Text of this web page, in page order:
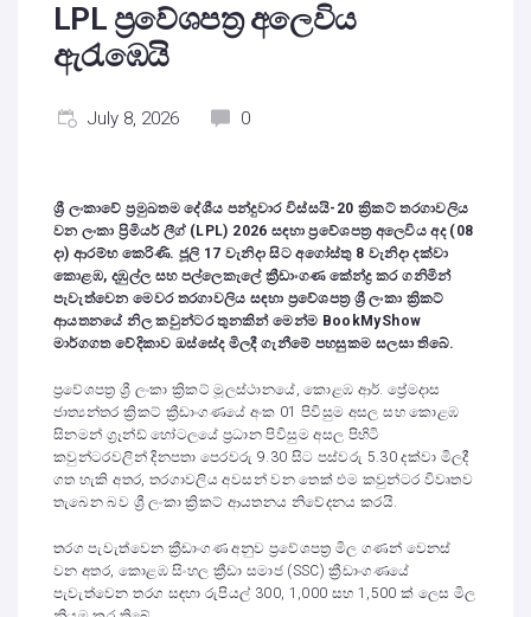
LPL ප්‍රවේශපත්‍ර අලෙවිය
ඇරැඹෙයි
July 8, 2026 0
ශ්‍රී ලංකාවේ ප්‍රමුඛතම දේශීය පන්දුවාර විස්සයි-20 ක්‍රිකට් තරගාවලිය
වන ලංකා ප්‍රිමියර් ලීග් (LPL) 2026 සඳහා ප්‍රවේශපත්‍ර අලෙවිය අද (08
දා) ආරම්භ කෙරිණි. ජූලි 17 වැනිදා සිට අගෝස්තු 8 වැනිදා දක්වා
කොළඹ, දඹුල්ල සහ පල්ලෙකැලේ ක්‍රීඩාංගණ කේන්ද්‍ර කර ගනිමින්
පැවැත්වෙන මෙවර තරගාවලිය සඳහා ප්‍රවේශපත්‍ර ශ්‍රී ලංකා ක්‍රිකට්
ආයතනයේ නිල කවුන්ටර තුනකින් මෙන්ම BookMyShow
මාර්ගගත වේදිකාව ඔස්සේද මිලදී ගැනීමේ පහසුකම සලසා තිබේ.
ප්‍රවේශපත්‍ර ශ්‍රී ලංකා ක්‍රිකට් මූලස්ථානයේ, කොළඹ ආර්. ප්‍රේමදාස
ජාත්‍යන්තර ක්‍රිකට් ක්‍රීඩාංගණයේ අංක 01 පිවිසුම අසල සහ කොළඹ
සිනමන් ග්‍රෑන්ඩ් හෝටලයේ ප්‍රධාන පිවිසුම අසල පිහිටි
කවුන්ටරවලින් දිනපතා පෙරවරු 9.30 සිට පස්වරු 5.30 දක්වා මිලදී
ගත හැකි අතර, තරගාවලිය අවසන් වන තෙක් එම කවුන්ටර විවෘතව
තැබෙන බව ශ්‍රී ලංකා ක්‍රිකට් ආයතනය නිවේදනය කරයි.
තරග පැවැත්වෙන ක්‍රීඩාංගණ අනුව ප්‍රවේශපත්‍ර මිල ගණන් වෙනස්
වන අතර, කොළඹ සිංහල ක්‍රීඩා සමාජ (SSC) ක්‍රීඩාංගණයේ
පැවැත්වෙන තරග සඳහා රුපියල් 300, 1,000 සහ 1,500 ක් ලෙස මිල